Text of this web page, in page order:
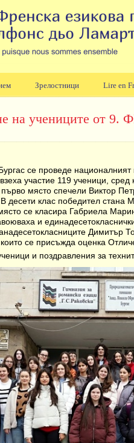
Зрелостници Lire en
на учениците от 9.
се проведе
участие 119 ученици, сред
място спечели Виктор
десети клас победител
се класира Габриела
и
Димитър
се присъжда оценка
и поздравления за